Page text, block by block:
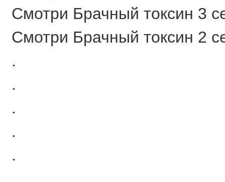
Смотри Брачный токсин 3
Смотри Брачный токсин 2
.
.
.
.
.